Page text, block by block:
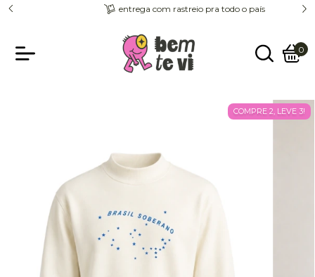
entrega com rastreio pra todo o país
0
COMPRE 2, LEVE 3!